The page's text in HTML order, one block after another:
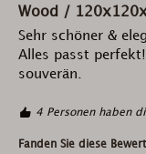
Wood /
Sehr schöner &
Alles passt
souverän.
4 Personen haben
Fanden Sie diese